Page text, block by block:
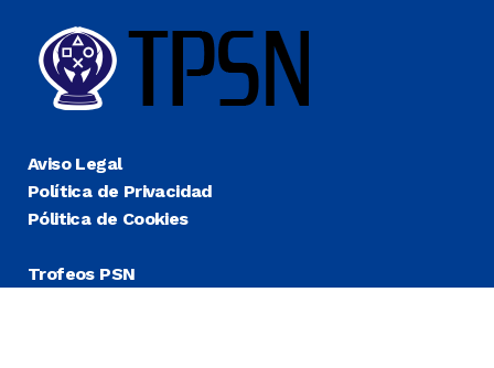
Aviso Legal
Política de Privacidad
Pólitica de Cookies
Trofeos PSN